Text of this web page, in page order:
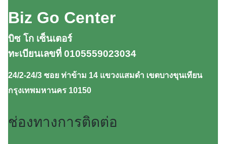
Biz Go Center
บิซ โก เซ็นเตอร์
ทะเบียนเลขที่ 0105559023034
24/2-24/3 ซอย ท่าข้าม 14 แขวงแสมดำ เขตบางขุนเทียน
กรุงเทพมหานคร 10150
ช่องทางการติดต่อ